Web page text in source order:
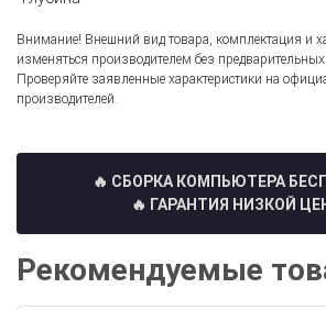
Внимание! Внешний вид товара, комплектация и
изменяться производителем без
Проверяйте заявленные характеристики на
производителей.
🔥 СБОРКА КОМПЬЮТЕРА
🔥 ГАРАНТИЯ НИЗКОЙ
Рекомендуемые